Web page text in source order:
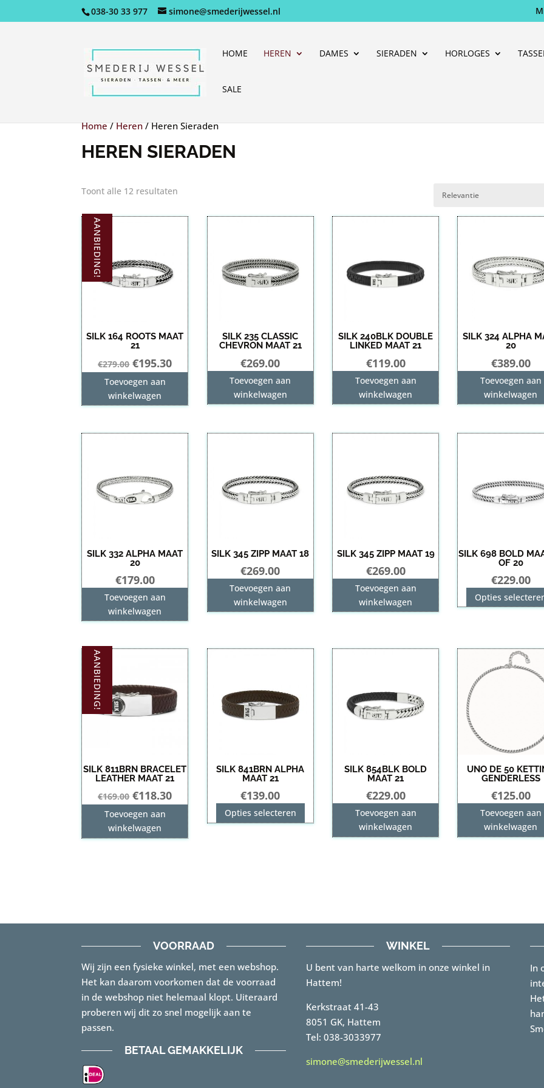
038-30 33 977 simone@smederijwessel.nl
HOME HEREN DAMES SIERADEN HORLOGES
SALE
Producten
Home/Heren/Heren Sieraden
HEREN SIERADEN
Toont alle 12 resultaten
AANBIEDING!
SILK 164 ROOTS MAAT
21
€279.00 Oorspronkelijke
prijs
was:
€279.00.
€195.30Huidige
prijs
€195.30.
Toevoegen aan
winkelwagen
SILK 235 CLASSIC
CHEVRON MAAT 21
€269.00
Toevoegen aan
winkelwagen
SILK 240BLK DOUBLE
LINKED MAAT 21
€119.00
Toevoegen aan
winkelwagen
SILK 324 ALPHA
20
€389.00
Toevoegen aan
winkelwagen
SILK 332 ALPHA MAAT
20
€179.00
Toevoegen aan
winkelwagen
SILK 345 ZIPP MAAT 18
€269.00
Toevoegen aan
winkelwagen
SILK 345 ZIPP MAAT 19
€269.00
Toevoegen aan
winkelwagen
SILK 698 BOLD
OF 20
€229.00
Opties
AANBIEDING!
SILK 811BRN BRACELET
LEATHER MAAT 21
€169.00 Oorspronkelijke
prijs
was:
€169.00.
€118.30Huidige
prijs
€118.30.
Toevoegen aan
winkelwagen
SILK 841BRN ALPHA
MAAT 21
€139.00
Opties selecteren
Dit
product
kan
op
de
productpagina
SILK 854BLK BOLD
MAAT 21
€229.00
Toevoegen aan
winkelwagen
UNO DE 50
GENDERLESS
€125.00
Toevoegen aan
winkelwagen
VOORRAAD
Wij zijn een fysieke winkel, met een webshop.
Het kan daarom voorkomen dat de voorraad
in de webshop niet helemaal klopt. Uiteraard
proberen wij dit zo snel mogelijk aan te
passen.
BETAAL GEMAKKELIJK
WINKEL
U bent van harte welkom in onze winkel in
Hattem!
Kerkstraat 41-43
8051 GK, Hattem
Tel: 038-3033977
simone@smederijwessel.nl
In